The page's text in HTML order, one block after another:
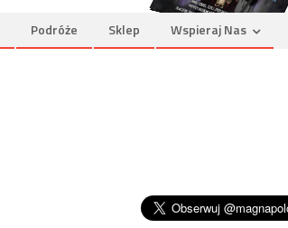
Podróże Sklep Wspieraj Nas